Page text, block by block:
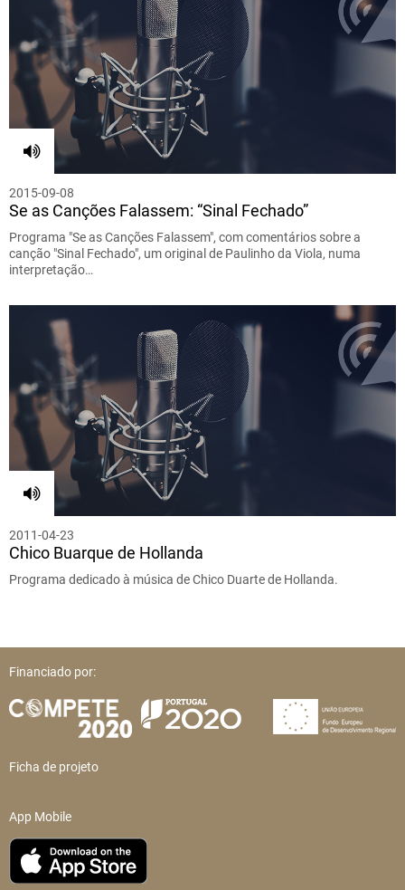
2015-09-08
Se as Canções Falassem: “Sinal Fechado”
Programa "Se as Canções Falassem", com comentários sobre a
canção "Sinal Fechado", um original de Paulinho da Viola, numa
interpretação…
2011-04-23
Chico Buarque de Hollanda
Programa dedicado à música de Chico Duarte de Hollanda.
Financiado por:
Ficha de projeto
App Mobile